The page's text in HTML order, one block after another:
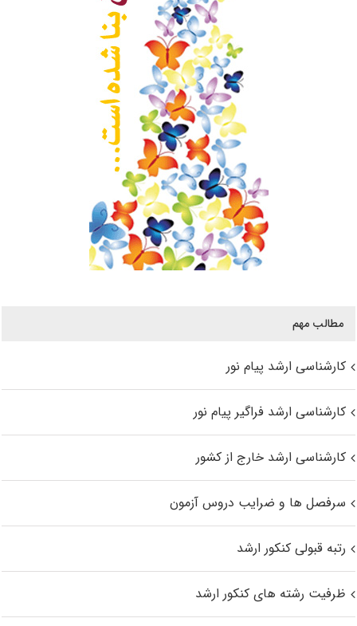
مطالب مهم
کارشناسی ارشد پیام نور
کارشناسی ارشد فراگیر پیام نور
کارشناسی ارشد خارج از کشور
سرفصل ها و ضرایب دروس آزمون
رتبه قبولی کنکور ارشد
ظرفیت رشته های کنکور ارشد